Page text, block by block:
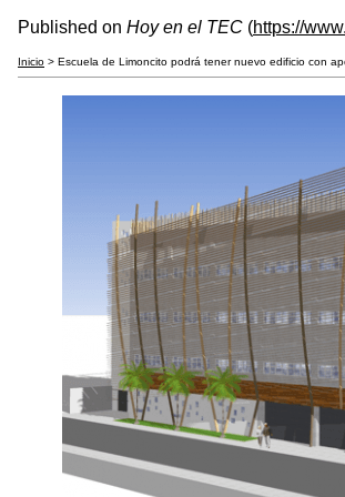
Published on Hoy en el TEC (https://
Inicio > Escuela de Limoncito podrá tener nuevo edificio con